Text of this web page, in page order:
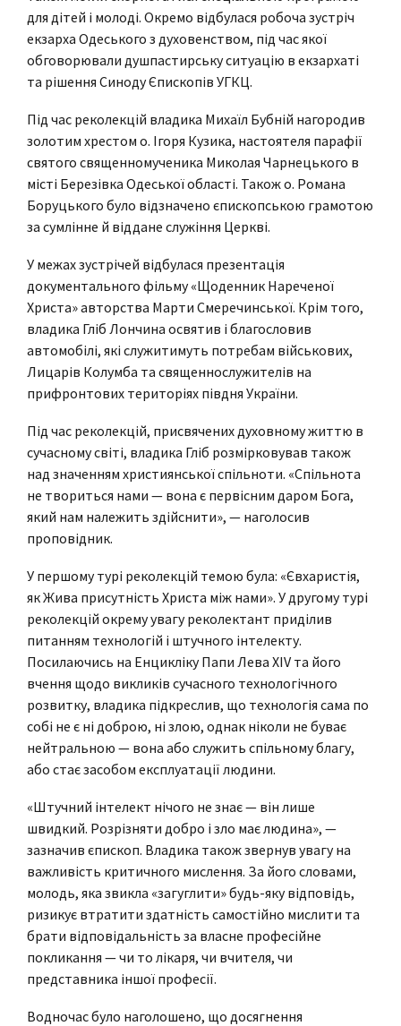
для дітей і молоді. Окремо відбулася робоча зустріч
екзарха Одеського з духовенством, під час якої
обговорювали душпастирську ситуацію в екзархаті
та рішення Синоду Єпископів УГКЦ.
Під час реколекцій владика Михаїл Бубній нагородив
золотим хрестом о. Ігоря Кузика, настоятеля парафії
святого священномученика Миколая Чарнецького в
місті Березівка Одеської області. Також о. Романа
Боруцького було відзначено єпископською грамотою
за сумлінне й віддане служіння Церкві.
У межах зустрічей відбулася презентація
документального фільму «Щоденник Нареченої
Христа» авторства Марти Смеречинської. Крім того,
владика Гліб Лончина освятив і благословив
автомобілі, які служитимуть потребам військових,
Лицарів Колумба та священнослужителів на
прифронтових територіях півдня України.
Під час реколекцій, присвячених духовному життю в
сучасному світі, владика Гліб розмірковував також
над значенням християнської спільноти. «Спільнота
не твориться нами — вона є первісним даром Бога,
який нам належить здійснити», — наголосив
проповідник.
У першому турі реколекцій темою була: «Євхаристія,
як Жива присутність Христа між нами». У другому турі
реколекцій окрему увагу реколектант приділив
питанням технологій і штучного інтелекту.
Посилаючись на Енцикліку Папи Лева XIV та його
вчення щодо викликів сучасного технологічного
розвитку, владика підкреслив, що технологія сама по
собі не є ні доброю, ні злою, однак ніколи не буває
нейтральною — вона або служить спільному благу,
або стає засобом експлуатації людини.
«Штучний інтелект нічого не знає — він лише
швидкий. Розрізняти добро і зло має людина», —
зазначив єпископ. Владика також звернув увагу на
важливість критичного мислення. За його словами,
молодь, яка звикла «загуглити» будь-яку відповідь,
ризикує втратити здатність самостійно мислити та
брати відповідальність за власне професійне
покликання — чи то лікаря, чи вчителя, чи
представника іншої професії.
Водночас було наголошено, що досягнення